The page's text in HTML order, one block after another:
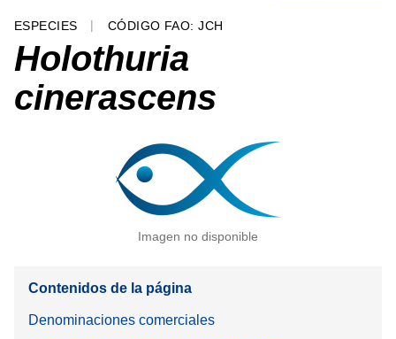
ESPECIES CÓDIGO FAO: JCH
Holothuria
cinerascens
Imagen no disponible
Contenidos de la página
Denominaciones comerciales